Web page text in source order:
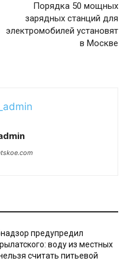
Порядка 50 мощных
зарядных станций для
электромобилей установят
в Москве
предупредил
воду из местных
считать питьевой